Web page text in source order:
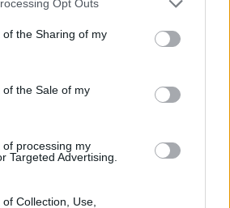
or usage behaviour. You may click to
to Google and its third-party tags to
specified purposes in below Google
Opt Outs
the Sharing of my
the Sale of my
processing my
Targeted Advertising.
Collection, Use,